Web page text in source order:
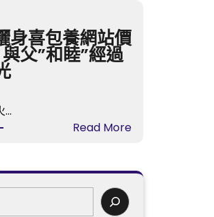
紀
沉
的
時
開
包
身喜包養網站價
父”和睦”經過
…
Read More:
孫